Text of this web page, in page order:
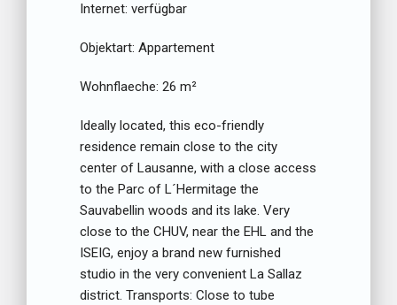
Internet: verfügbar
Objektart: Appartement
Wohnflaeche: 26 m²
Ideally located, this eco-friendly
residence remain close to the city
center of Lausanne, with a close access
to the Parc of L´Hermitage the
Sauvabellin woods and its lake. Very
close to the CHUV, near the EHL and the
ISEIG, enjoy a brand new furnished
studio in the very convenient La Sallaz
district. Transports: Close to tube